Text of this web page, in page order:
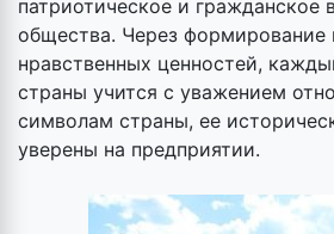
патриотическое и гражданское
общества. Через формирование
нравственных ценностей,
страны учится с уважением
символам страны, ее
уверены на предприятии.